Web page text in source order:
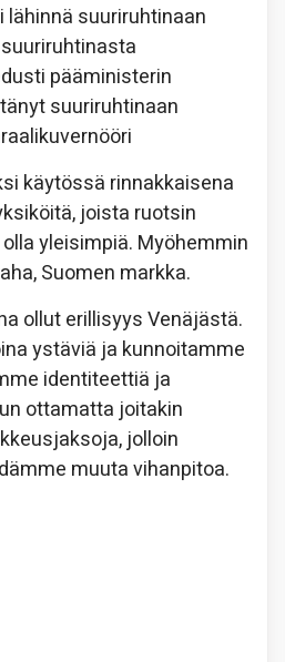
suuriruhtinaan
pääministerin
suuriruhtinaan
käytössä rinnakkaisena
joista ruotsin
yleisimpiä. Myöhemmin
Suomen markka.
ollut erillisyys Venäjästä.
ystäviä ja kunnoitamme
identiteettiä ja
ottamatta joitakin
jolloin
muuta vihanpitoa.